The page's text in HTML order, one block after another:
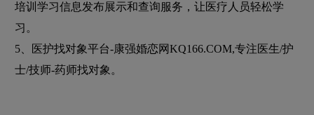
培训学习信息发布展示和查询服务，让医疗人员轻松学
习。
5、医护找对象平台-康强婚恋网KQ166.COM,专注医生/护
士/技师-药师找对象。